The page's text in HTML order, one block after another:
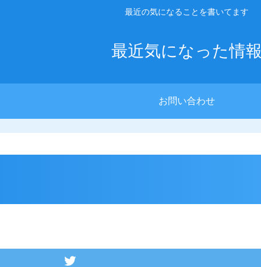
最近の気になることを書いてます
最近気になった情報
お問い合わせ